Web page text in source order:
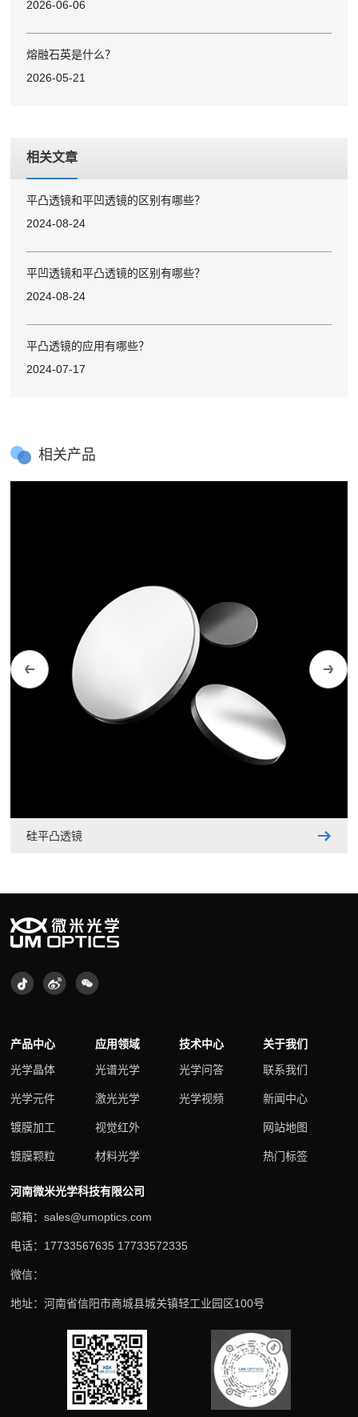
2026-06-06
熔融石英是什么？
2026-05-21
相关文章
平凸透镜和平凹透镜的区别有哪些？
2024-08-24
平凹透镜和平凸透镜的区别有哪些？
2024-08-24
平凸透镜的应用有哪些？
2024-07-17
相关产品
硅平凸透镜
产品中心
光学晶体
光学元件
镀膜加工
镀膜颗粒
应用领域
光谱光学
激光光学
视觉红外
材料光学
技术中心
光学问答
光学视频
关于我们
联系我们
新闻中心
网站地图
热门标签
河南微米光学科技有限公司
邮箱：sales@umoptics.com
电话：17733567635 17733572335
微信：
地址：河南省信阳市商城县城关镇轻工业园区100号